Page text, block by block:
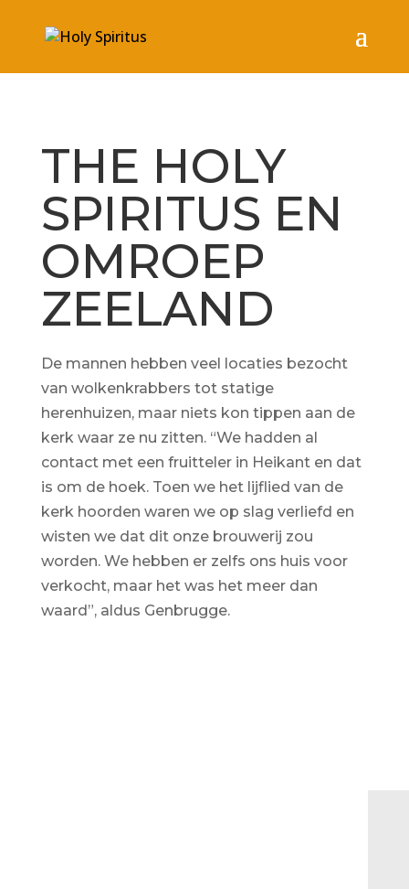
THE HOLY
SPIRITUS EN
OMROEP
ZEELAND
De mannen hebben veel locaties bezocht
van wolkenkrabbers tot statige
herenhuizen, maar niets kon tippen aan de
kerk waar ze nu zitten. “We hadden al
contact met een fruitteler in Heikant en dat
is om de hoek. Toen we het lijflied van de
kerk hoorden waren we op slag verliefd en
wisten we dat dit onze brouwerij zou
worden. We hebben er zelfs ons huis voor
verkocht, maar het was het meer dan
waard”, aldus Genbrugge.